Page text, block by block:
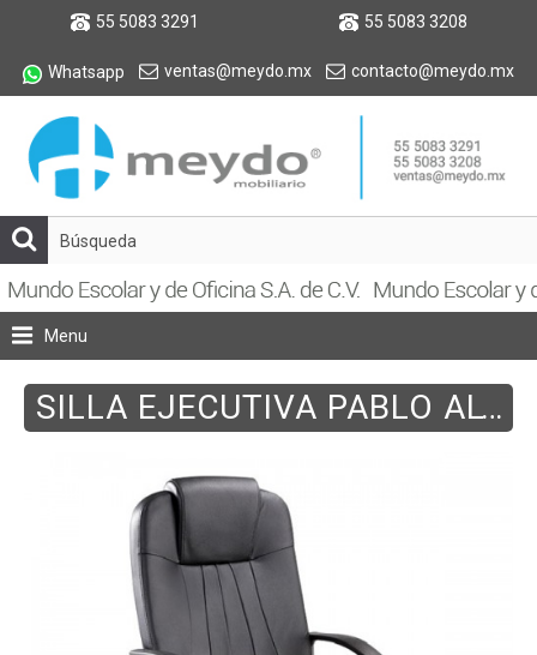
55 5083 3291 55 5083 3208
Whatsapp ventas@meydo.mx contacto@meydo.mx
Menu
SILLA EJECUTIVA PABLO ALTO VINIL